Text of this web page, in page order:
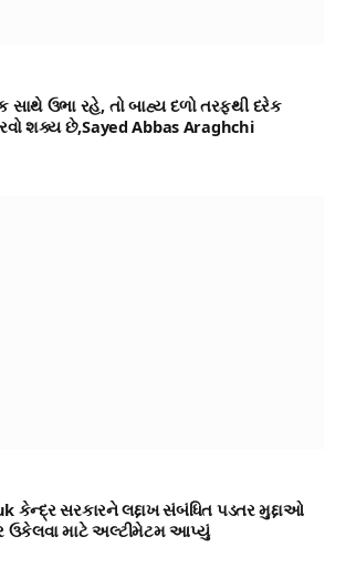
ઉભા રહે, તો બાહ્ય દળો તરફથી દરેક
શક્ય છે,Sayed Abbas Araghchi
કેન્દ્ર સરકારને લદ્દાખ સંબંધિત પડતર મુદ્દાઓ
ઉકેલવા માટે અલ્ટીમેટમ આપ્યું